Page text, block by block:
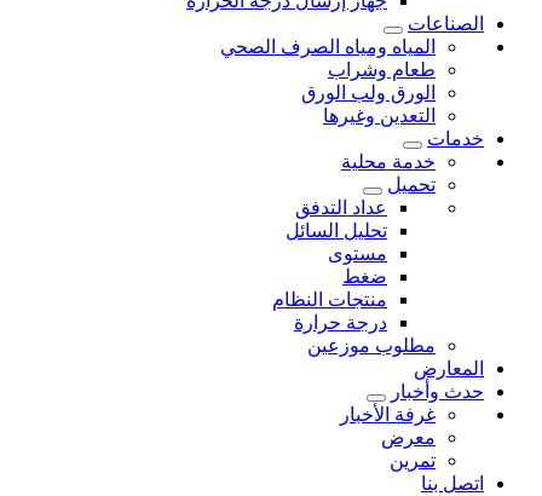
الصناعات
المياه ومياه الصرف الصحي
طعام وشراب
الورق ولب الورق
التعدين وغيرها
خدمات
خدمة محلية
تحميل
عداد التدفق
تحليل السائل
مستوى
ضغط
منتجات النظام
درجة حرارة
مطلوب موزعين
المعارض
حدث وأخبار
غرفة الأخبار
معرض
تمرين
اتصل بنا